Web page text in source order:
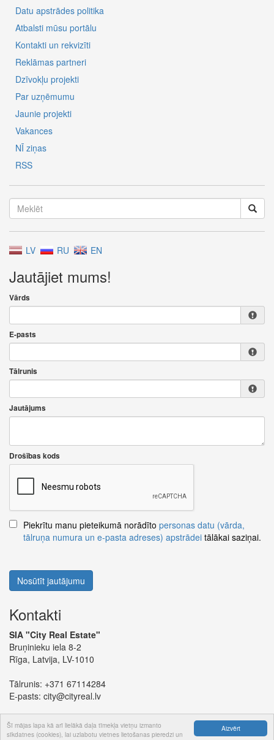
Aizvērt
Šī mājas lapa kā arī lielākā daļa tīmekļa vietņu izmanto
sīkdatnes (cookies), lai uzlabotu vietnes lietošanas pieredzi un
Datu apstrādes politika
Atbalsti mūsu portālu
Kontakti un rekvizīti
Reklāmas partneri
Dzīvokļu projekti
Par uzņēmumu
Jaunie projekti
Vakances
NĪ ziņas
RSS
LV RU EN
Jautājiet mums!
Vārds
E-pasts
Tālrunis
Jautājums
Drošības kods
Piekrītu manu pieteikumā norādīto personas datu (vārda,
tālruņa numura un e-pasta adreses) apstrādei tālākai saziņai.
Nosūtīt jautājumu
Kontakti
SIA "City Real Estate"
Bruņinieku iela 8-2
Rīga, Latvija, LV-1010
Tālrunis: +371 67114284
E-pasts: city@cityreal.lv